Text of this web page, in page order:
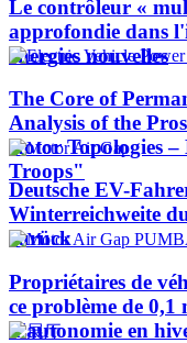
Le contrôleur «
approfondie dans
énergies nouvelles
The Core of
Analysis of the
Rotor Topologies
Troops"
Deutsche EV-
Winterreichweite
zurück
Propriétaires de
ce problème de
d'autonomie en